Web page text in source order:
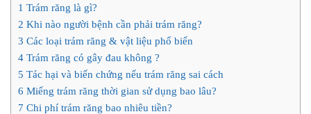
1 Trám răng là gì?
2 Khi nào người bệnh cần phải trám răng?
3 Các loại trám răng & vật liệu phổ biến
4 Trám răng có gây đau không ?
5 Tác hại và biến chứng nếu trám răng sai cách
6 Miếng trám răng thời gian sử dụng bao lâu?
7 Chi phí trám răng bao nhiêu tiền?